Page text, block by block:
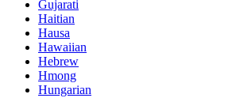
Gujarati
Haitian
Hausa
Hawaiian
Hebrew
Hmong
Hungarian